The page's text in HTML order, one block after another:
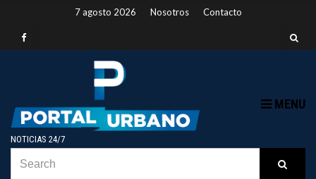
7 agosto 2026 Nosotros Contacto
NOTICIAS 24/7
MENU